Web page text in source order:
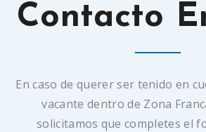
Contacto
En caso de querer ser tenido en
vacante dentro de Zona
solicitamos que completes el